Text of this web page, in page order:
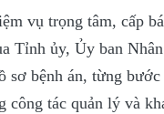
vụ trọng tâm, cấp
Tỉnh ủy, Ủy ban
sơ bệnh án, từng
công tác quản lý và